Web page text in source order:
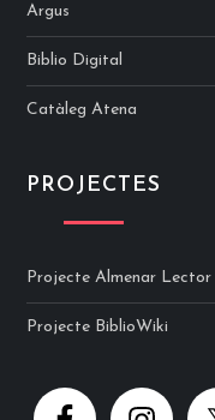
Argus
Biblio Digital
Catàleg Atena
PROJECTES
Projecte Almenar Lector
Projecte BiblioWiki